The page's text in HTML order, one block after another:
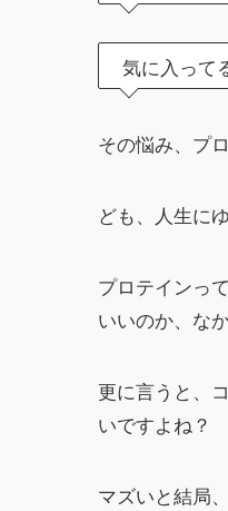
気に入って
その悩み、プ
ども、人生に
プロテインっ
いいのか、な
更に言うと、
いですよね？
マズいと結局